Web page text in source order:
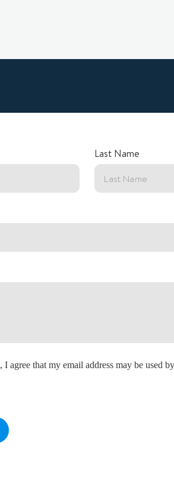
Last Name
agree that my email address may be used